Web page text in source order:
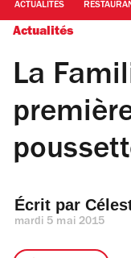
ACTUALITÉS
Actualités
La
Écrit par
mardi 5 mai 2015